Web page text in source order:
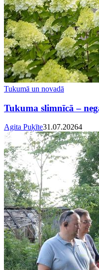
Tukumā un novadā
Tukuma slimnīcā –
Agita Puķīte31.07.20264